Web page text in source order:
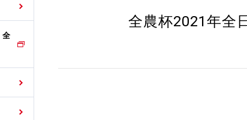
女子ナショナルチーム選全農杯2021年全